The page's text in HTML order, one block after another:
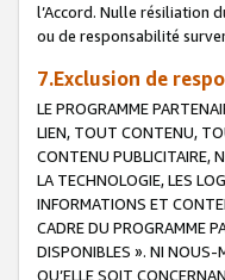
l’Accord. Nulle résiliation
ou de responsabilité
7.Exclusion de
LE PROGRAMME
LIEN, TOUT CONTENU,
CONTENU PUBLICITAIRE,
LA TECHNOLOGIE, LES
INFORMATIONS ET
CADRE DU PROGRAMME
DISPONIBLES ». NI NOUS-
QU’ELLE SOIT